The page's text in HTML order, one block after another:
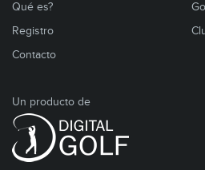
Qué es?
Registro
Contacto
Un producto de